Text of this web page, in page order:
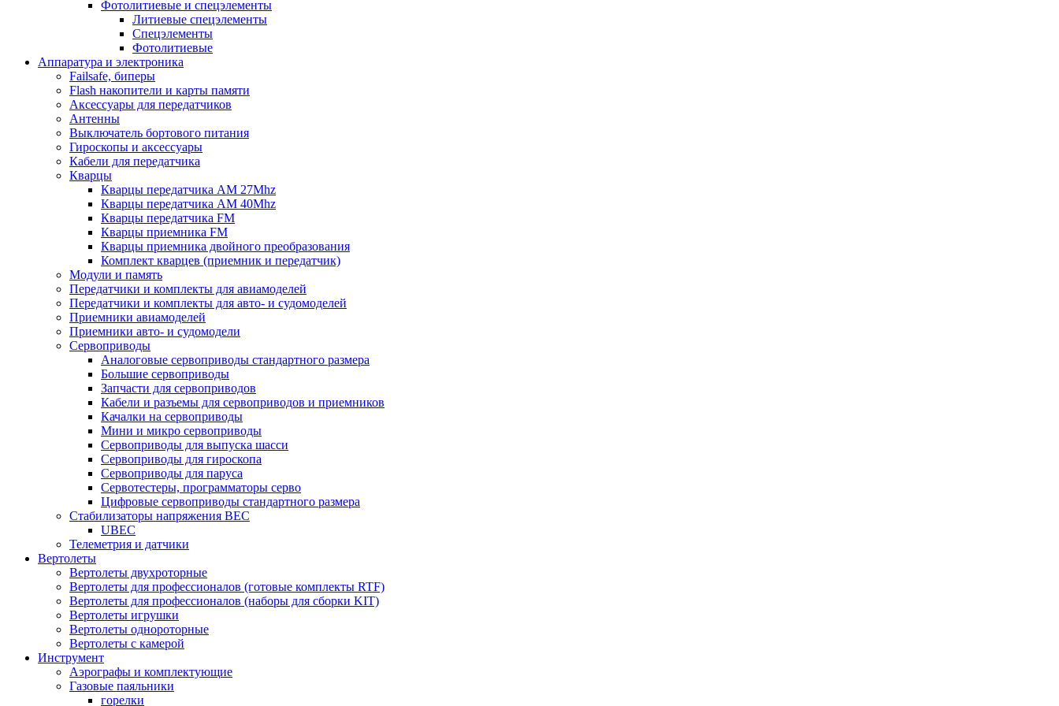
Фотолитиевые и спецэлементы
Литиевые спецэлементы
Спецэлементы
Фотолитиевые
Аппаратура и электроника
Failsafe, биперы
Flash накопители и карты памяти
Аксессуары для передатчиков
Антенны
Выключатель бортового питания
Гироскопы и аксессуары
Кабели для передатчика
Кварцы
Кварцы передатчика AM 27Mhz
Кварцы передатчика AM 40Mhz
Кварцы передатчика FM
Кварцы приемника FM
Кварцы приемника двойного преобразования
Комплект кварцев (приемник и передатчик)
Модули и память
Передатчики и комплекты для авиамоделей
Передатчики и комплекты для авто- и судомоделей
Приемники авиамоделей
Приемники авто- и судомодели
Сервоприводы
Аналоговые сервоприводы стандартного размера
Большие сервоприводы
Запчасти для сервоприводов
Кабели и разъемы для сервоприводов и приемников
Качалки на сервоприводы
Мини и микро сервоприводы
Сервоприводы для выпуска шасси
Сервоприводы для гироскопа
Сервоприводы для паруса
Сервотестеры, программаторы серво
Цифровые сервоприводы стандартного размера
Стабилизаторы напряжения BEC
UBEC
Телеметрия и датчики
Вертолеты
Вертолеты двухроторные
Вертолеты для профессионалов (готовые комплекты RTF)
Вертолеты для профессионалов (наборы для сборки KIT)
Вертолеты игрушки
Вертолеты однороторные
Вертолеты с камерой
Инструмент
Аэрографы и комплектующие
Газовые паяльники
горелки